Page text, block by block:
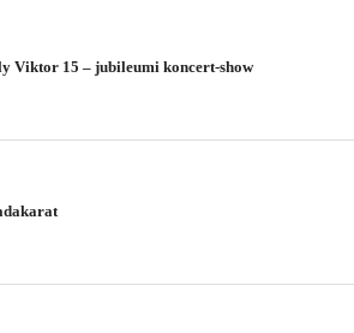
Viktor 15 – jubileumi koncert-show